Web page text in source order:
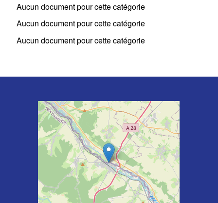
Aucun document pour cette catégorie
Aucun document pour cette catégorie
Aucun document pour cette catégorie